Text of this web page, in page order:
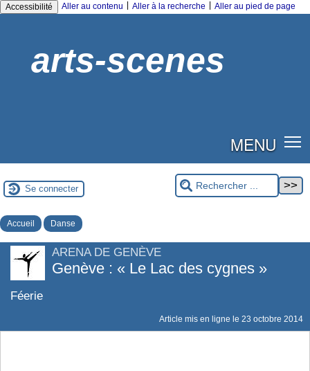
Accessibilité Aller au contenu Aller à la recherche Aller au pied de page
arts-scenes
MENU
Se connecter
Accueil Danse
ARENA DE GENÈVE
Genève : « Le Lac des cygnes »
Féerie
Article mis en ligne le 23 octobre 2014